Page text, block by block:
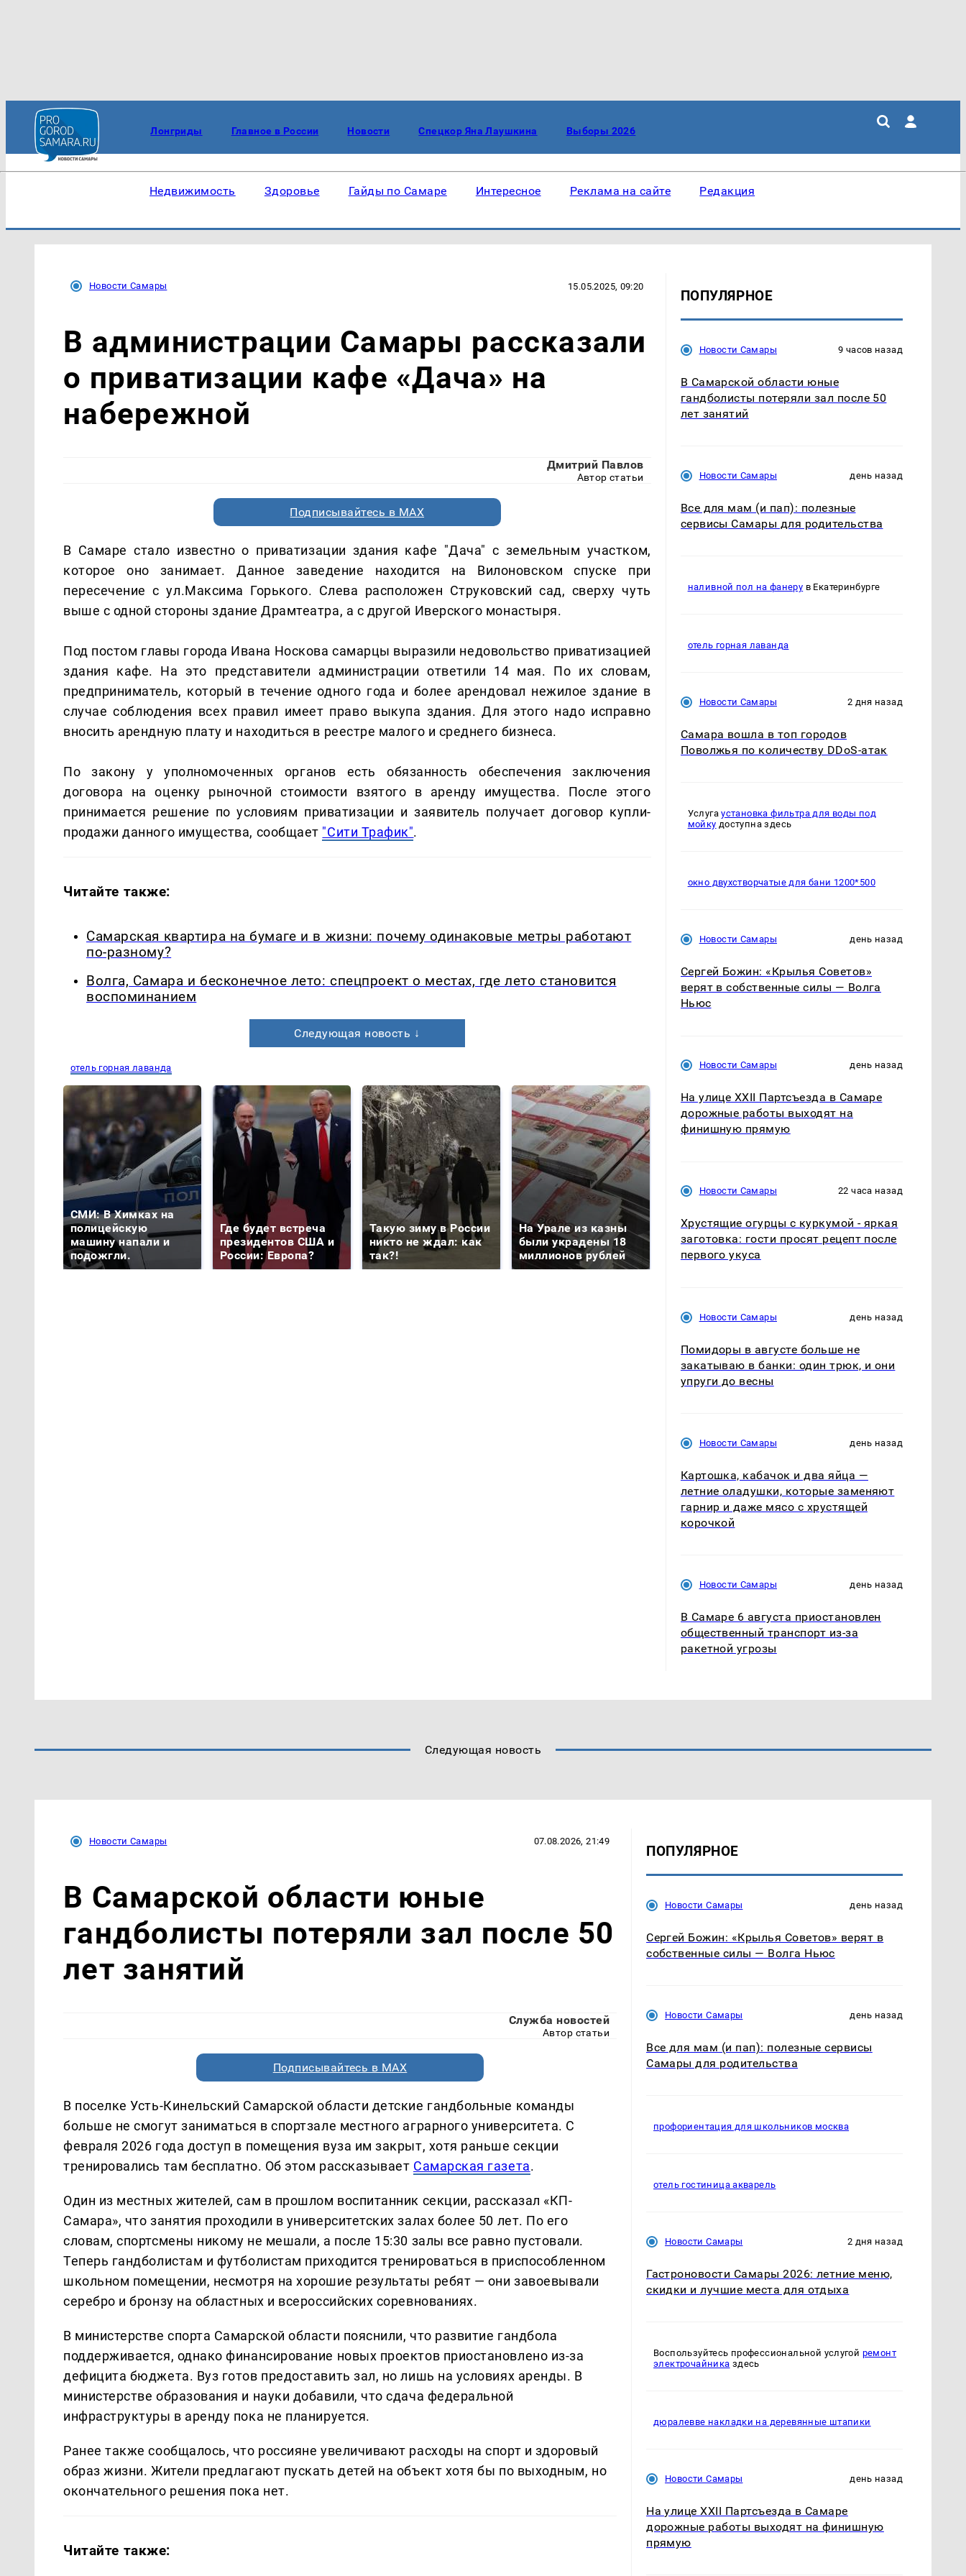
Лонгриды Главное в России Новости Спецкор Яна Лаушкина Выборы 2026
Недвижимость Здоровье Гайды по Самаре Интересное Реклама на сайте Редакция
Новости Самары 15.05.2025, 09:20
В администрации Самары рассказали
о приватизации кафе «Дача» на
набережной
Дмитрий Павлов
Автор статьи
Подписывайтесь в MAX
В Самаре стало известно о приватизации здания кафе "Дача" с земельным участком,
которое оно занимает. Данное заведение находится на Вилоновском спуске при
пересечение с ул.Максима Горького. Слева расположен Струковский сад, сверху чуть
выше с одной стороны здание Драмтеатра, а с другой Иверского монастыря.
Под постом главы города Ивана Носкова самарцы выразили недовольство приватизацией
здания кафе. На это представители администрации ответили 14 мая. По их словам,
предприниматель, который в течение одного года и более арендовал нежилое здание в
случае соблюдения всех правил имеет право выкупа здания. Для этого надо исправно
вносить арендную плату и находиться в реестре малого и среднего бизнеса.
По закону у уполномоченных органов есть обязанность обеспечения заключения
договора на оценку рыночной стоимости взятого в аренду имущества. После этого
принимается решение по условиям приватизации и заявитель получает договор купли-
продажи данного имущества, сообщает "Сити Трафик".
Читайте также:
Самарская квартира на бумаге и в жизни: почему одинаковые метры работают
по-разному?
Волга, Самара и бесконечное лето: спецпроект о местах, где лето становится
воспоминанием
Следующая новость ↓
отель горная лаванда
СМИ: В Химках на
полицейскую
машину напали и
подожгли.
Где будет встреча
президентов США и
России: Европа?
Такую зиму в России
никто не ждал: как
так?!
На Урале из казны
были украдены 18
миллионов рублей
крушение вертолета на
Кавказе: смотреть
Не ешьте эту
готовую еду из
ПОПУЛЯРНОЕ
Новости Самары 9 часов назад
В Самарской области юные
гандболисты потеряли зал после 50
лет занятий
Новости Самары день назад
Все для мам (и пап): полезные
сервисы Самары для родительства
наливной пол на фанеру в Екатеринбурге
отель горная лаванда
Новости Самары 2 дня назад
Самара вошла в топ городов
Поволжья по количеству DDoS-атак
Услугаустановка фильтра для воды под
мойку доступна здесь
окно двухстворчатые для бани 1200*500
Новости Самары день назад
Сергей Божин: «Крылья Советов»
верят в собственные силы — Волга
Ньюс
Новости Самары день назад
На улице XXII Партсъезда в Самаре
дорожные работы выходят на
финишную прямую
Новости Самары 22 часа назад
Хрустящие огурцы с куркумой - яркая
заготовка: гости просят рецепт после
первого укуса
Новости Самары день назад
Помидоры в августе больше не
закатываю в банки: один трюк, и они
упруги до весны
Новости Самары день назад
Картошка, кабачок и два яйца —
летние оладушки, которые заменяют
гарнир и даже мясо с хрустящей
корочкой
Новости Самары день назад
В Самаре 6 августа приостановлен
общественный транспорт из-за
ракетной угрозы
Следующая новость
Новости Самары 07.08.2026, 21:49
В Самарской области юные
гандболисты потеряли зал после 50
лет занятий
Служба новостей
Автор статьи
Подписывайтесь в MAX
В поселке Усть-Кинельский Самарской области детские гандбольные команды
больше не смогут заниматься в спортзале местного аграрного университета. С
февраля 2026 года доступ в помещения вуза им закрыт, хотя раньше секции
тренировались там бесплатно. Об этом рассказывает Самарская газета.
Один из местных жителей, сам в прошлом воспитанник секции, рассказал «КП-
Самара», что занятия проходили в университетских залах более 50 лет. По его
словам, спортсмены никому не мешали, а после 15:30 залы все равно пустовали.
Теперь гандболистам и футболистам приходится тренироваться в приспособленном
школьном помещении, несмотря на хорошие результаты ребят — они завоевывали
серебро и бронзу на областных и всероссийских соревнованиях.
В министерстве спорта Самарской области пояснили, что развитие гандбола
поддерживается, однако финансирование новых проектов приостановлено из-за
дефицита бюджета. Вуз готов предоставить зал, но лишь на условиях аренды. В
министерстве образования и науки добавили, что сдача федеральной
инфраструктуры в аренду пока не планируется.
Ранее также сообщалось, что россияне увеличивают расходы на спорт и здоровый
образ жизни. Жители предлагают пускать детей на объект хотя бы по выходным, но
окончательного решения пока нет.
Читайте также:
ПОПУЛЯРНОЕ
Новости Самары день назад
Сергей Божин: «Крылья Советов» верят в
собственные силы — Волга Ньюс
Новости Самары день назад
Все для мам (и пап): полезные сервисы
Самары для родительства
профориентация для школьников москва
отель гостиница акварель
Новости Самары 2 дня назад
Гастроновости Самары 2026: летние меню,
скидки и лучшие места для отдыха
Воспользуйтесь профессиональной услугой ремонт
электрочайника здесь
дюралевве накладки на деревянные штапики
Новости Самары день назад
На улице XXII Партсъезда в Самаре
дорожные работы выходят на финишную
прямую